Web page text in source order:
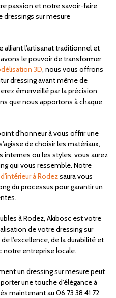
passion et notre savoir-faire
dressings sur mesure
alliant l'artisanat traditionnel et
le pouvoir de transformer
3D, nous vous offrons
dressing avant même de
émerveillé par la précision
que nous apportons à chaque
d'honneur à vous offrir une
de choisir les matériaux,
ou les styles, vous aurez
qui vous ressemble. Notre
à Rodezsaura vous
du processus pour garantir un
à Rodez, Akibosc est votre
de votre dressing sur
l'excellence, de la durabilité et
notre entreprise locale.
un dressing sur mesure peut
une touche d'élégance à
maintenant au 06 73 38 41 72